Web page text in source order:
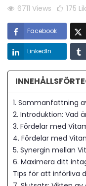
6711 Views 175
Facebook
LinkedIn
1. Sammanfattning
2. Introduktion: Vad
3. Fördelar med
4. Fördelar med
5. Synergin mellan
6. Maximera ditt
Tips för att införliva